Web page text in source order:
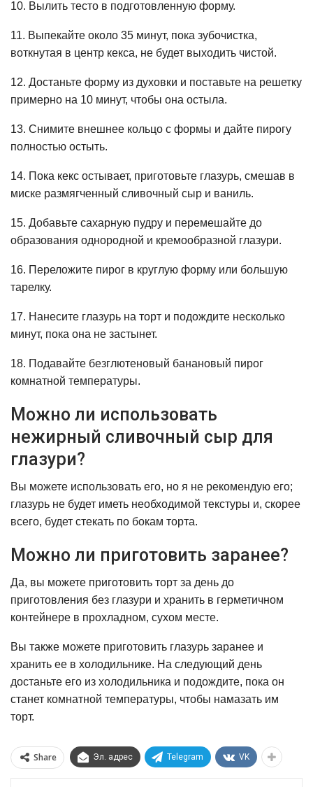
10. Вылить тесто в подготовленную форму.
11. Выпекайте около 35 минут, пока зубочистка,
воткнутая в центр кекса, не будет выходить чистой.
12. Достаньте форму из духовки и поставьте на решетку
примерно на 10 минут, чтобы она остыла.
13. Снимите внешнее кольцо с формы и дайте пирогу
полностью остыть.
14. Пока кекс остывает, приготовьте глазурь, смешав в
миске размягченный сливочный сыр и ваниль.
15. Добавьте сахарную пудру и перемешайте до
образования однородной и кремообразной глазури.
16. Переложите пирог в круглую форму или большую
тарелку.
17. Нанесите глазурь на торт и подождите несколько
минут, пока она не застынет.
18. Подавайте безглютеновый банановый пирог
комнатной температуры.
Можно ли использовать
нежирный сливочный сыр для
глазури?
Вы можете использовать его, но я не рекомендую его;
глазурь не будет иметь необходимой текстуры и, скорее
всего, будет стекать по бокам торта.
Можно ли приготовить заранее?
Да, вы можете приготовить торт за день до
приготовления без глазури и хранить в герметичном
контейнере в прохладном, сухом месте.
Вы также можете приготовить глазурь заранее и
хранить ее в холодильнике. На следующий день
достаньте его из холодильника и подождите, пока он
станет комнатной температуры, чтобы намазать им
торт.
Share Эл. адрес Telegram VK